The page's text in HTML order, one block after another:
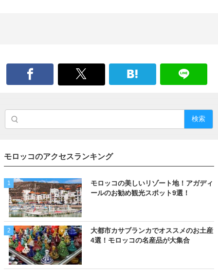
検索
モロッコのアクセスランキング
1
モロッコの美しいリゾート地！アガディ
ールのお勧め観光スポット9選！
2
大都市カサブランカでオススメのお土産
4選！モロッコの名産品が大集合